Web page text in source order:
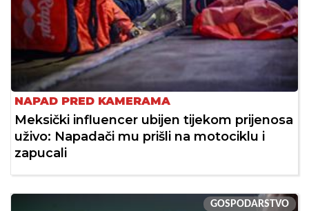
NAPAD PRED KAMERAMA
Meksički influencer ubijen tijekom prijenosa
uživo: Napadači mu prišli na motociklu i
zapucali
GOSPODARSTVO